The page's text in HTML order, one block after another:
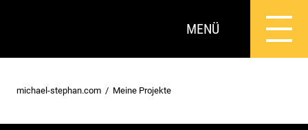
MENÜ
michael-stephan.com Meine Projekte